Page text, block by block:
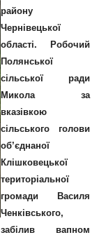
району
Чернівецької
області. Робочий
Полянської
сільської ради
Микола за
вказівкою
сільського голови
об’єднаної
Клішковецької
територіальної
громади Василя
Ченківського,
забілив вапном